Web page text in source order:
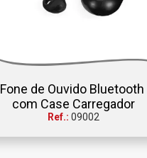
Fone de Ouvido Bluetooth
com Case Carregador
Ref.: 09002